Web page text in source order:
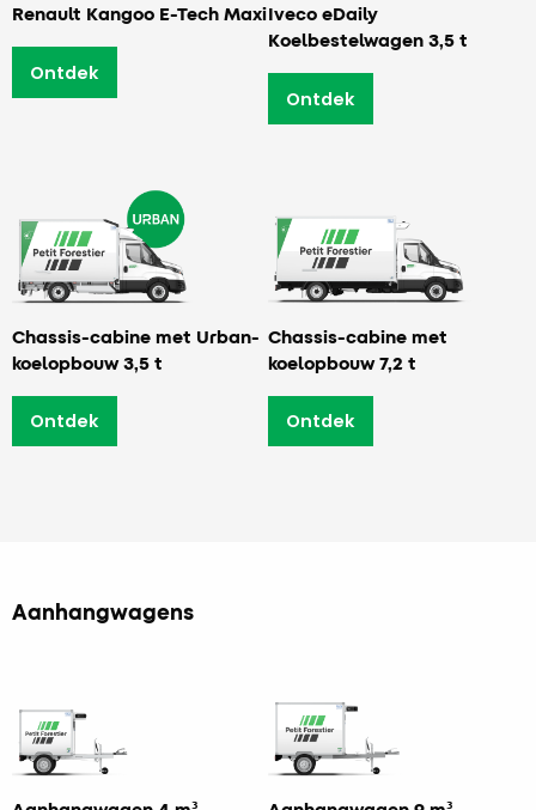
Renault Kangoo E-Tech Maxi
Ontdek
Iveco eDaily
Koelbestelwagen 3,5 t
Ontdek
Chassis-cabine met Urban-
koelopbouw 3,5 t
Ontdek
Chassis-cabine met
koelopbouw 7,2 t
Ontdek
Aanhangwagens